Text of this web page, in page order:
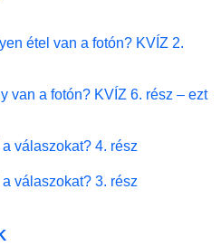
étel van a fotón? KVÍZ 2.
van a fotón? KVÍZ 6. rész – ezt
válaszokat? 4. rész
válaszokat? 3. rész